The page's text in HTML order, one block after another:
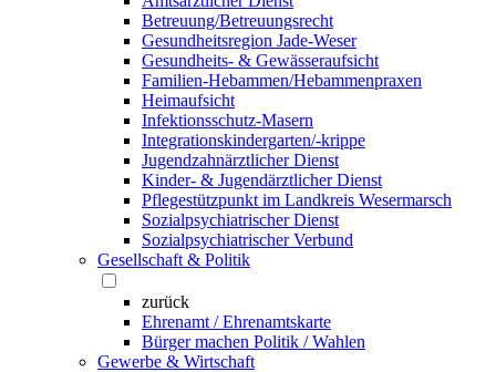
Betreuung/Betreuungsrecht
Gesundheitsregion Jade-Weser
Gesundheits- & Gewässeraufsicht
Familien-Hebammen/Hebammenpraxen
Heimaufsicht
Infektionsschutz-Masern
Integrationskindergarten/-krippe
Jugendzahnärztlicher Dienst
Kinder- & Jugendärztlicher Dienst
Pflegestützpunkt im Landkreis Wesermarsch
Sozialpsychiatrischer Dienst
Sozialpsychiatrischer Verbund
Gesellschaft & Politik
zurück
Ehrenamt / Ehrenamtskarte
Bürger machen Politik / Wahlen
Gewerbe & Wirtschaft